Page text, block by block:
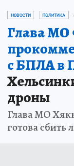
НОВОСТИ ПОЛИТИКА
Глава
с БПЛА в
дроны
Глава МО
готова сбить